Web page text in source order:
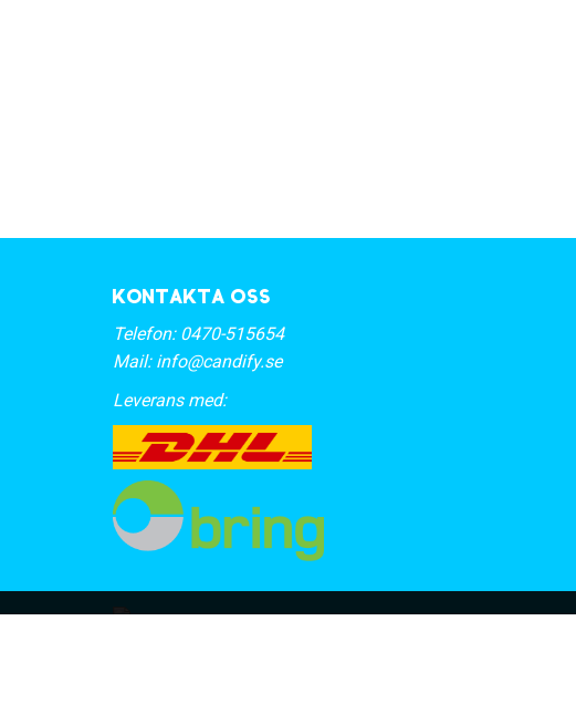
Kontakta oss
Telefon: 0470-515654
Mail: info@candify.se
Leverans med: